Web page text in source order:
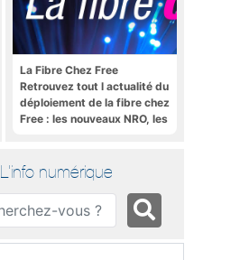
La Fibre Chez Free
Retrouvez tout l actualité du
déploiement de la fibre chez
Free : les nouveaux NRO, les
L'info numérique